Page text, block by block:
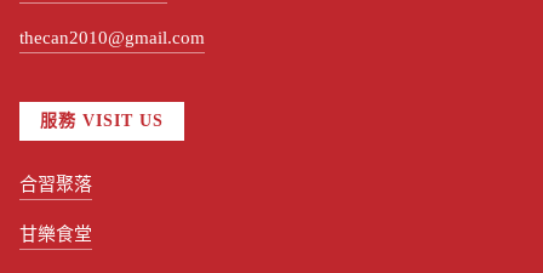
thecan2010@gmail.com
服務 VISIT US
合習聚落
甘樂食堂